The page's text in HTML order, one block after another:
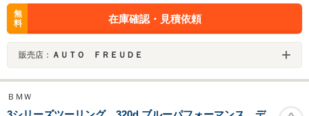
無
料
在庫確認・見積依頼
販売店： ＡＵＴＯ ＦＲＥＵＤＥ
ＢＭＷ